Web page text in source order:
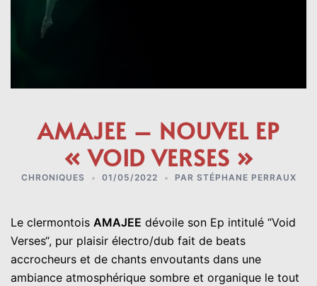
AMAJEE – NOUVEL EP
« VOID VERSES »
CHRONIQUES 01/05/2022 PAR STÉPHANE PERRAUX
Le clermontois AMAJEE dévoile son Ep intitulé “Void
Verses“, pur plaisir électro/dub fait de beats
accrocheurs et de chants envoutants dans une
ambiance atmosphérique sombre et organique le tout